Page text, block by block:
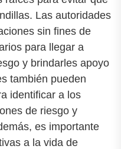
Las autoridades
sin fines de
para llegar a
y brindarles apoyo
también pueden
identificar a los
de riesgo y
es importante
a la vida de